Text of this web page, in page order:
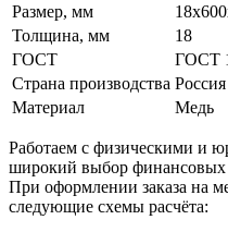
Размер, мм
Толщина, мм
18
ГОСТ
ГОСТ
Страна производства Россия
Материал
Медь
Работаем с физическими и
широкий выбор финансовых
При оформлении заказа на
следующие схемы расчёта: